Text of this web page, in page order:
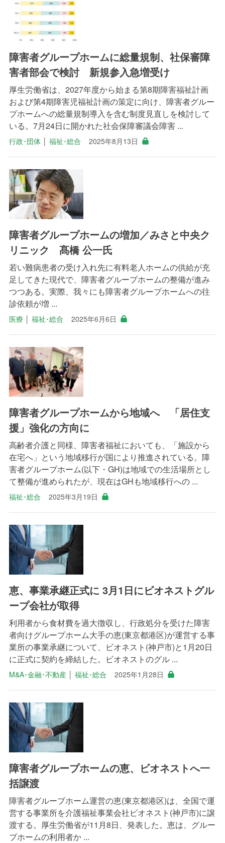
障害者グループホームに総量規制、社保審障
害者部会で検討 新規参入急増受け
厚生労働省は、2027年度から始まる第8期障害福祉計画
および第4期障害児福祉計画の策定に向け、障害者グルー
プホームへの総量規制導入を含む制度見直しを検討して
いる。7月24日に開かれた社会保障審議会障害 ...
行政･団体│ 福祉･総合 2025年8月13日
障害者グループホームの増加／みさと中央ク
リニック 髙橋 公一氏
若い難病患者の受け入れ先に有料老人ホームの供給が充
足してきた現代で、障害者グループホームの整備が進み
つつある。実際、我々にも障害者グループホームへの往
診依頼が増 ...
医療 │ 福祉･総合 2025年6月6日
障害者グループホームから地域へ 「居住支
援」強化の方向に
高齢者介護と同様、障害者福祉においても、「施設から
在宅へ」という地域移行が国により推進されている。障
害者グループホーム(以下・GH)は地域での生活場所とし
て整備が進められたが、現在はGHも地域移行への ...
福祉･総合 2025年3月19日
恵、事業承継正式に 3月1日にビオネストグル
ープ会社が取得
利用者から食材費を過大徴収し、行政処分を受けた障害
者向けグループホーム大手の恵(東京都港区)が運営する事
業所の事業承継について、ビオネスト(神戸市)と1月20日
に正式に契約を締結した。ビオネストのグル ...
M&A･金融･不動産│ 福祉･総合 2025年1月28日
障害者グループホームの恵、ビオネストへ一
括譲渡
障害者グループホーム運営の恵(東京都港区)は、全国で運
営する事業所を介護福祉事業会社ビオネスト(神戸市)に譲
渡する。厚生労働省が11月8日、発表した。恵は、グルー
プホームの利用者か ...